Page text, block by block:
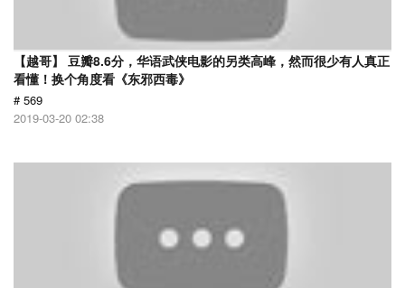
【越哥】 豆瓣8.6分，华语武侠电影的另类高峰，然而很少有人真正
看懂！换个角度看《东邪西毒》
# 569
2019-03-20 02:38